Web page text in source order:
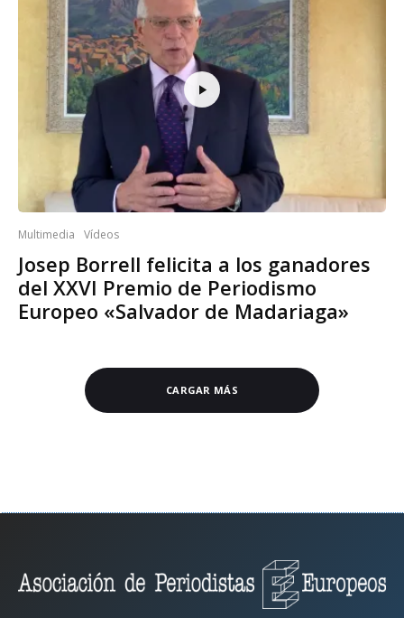
Multimedia Vídeos
Josep Borrell felicita a los ganadores
del XXVI Premio de Periodismo
Europeo «Salvador de Madariaga»
CARGAR MÁS